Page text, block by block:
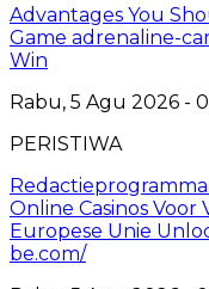
Advantages You
Game adrenaline-
Win
Rabu, 5 Agu 2026 -
PERISTIWA
Online Casinos Voor
Europese Unie
be.com/